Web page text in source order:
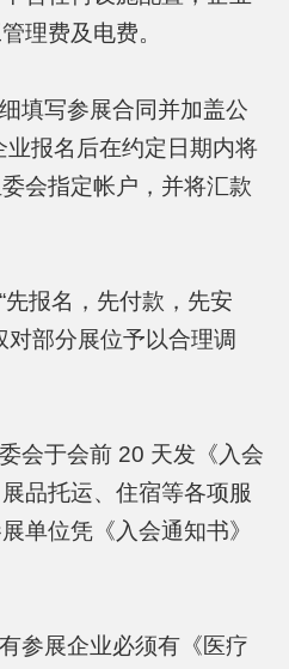
理费及电费。
写参展合同并加盖公
报名后在约定日期内将
会指定帐户，并将汇款
报名，先付款，先安
对部分展位予以合理调
于会前 20 天发《入会
品托运、住宿等各项服
单位凭《入会通知书》
展企业必须有《医疗